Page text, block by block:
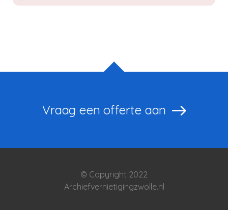
Vraag een offerte aan
© Copyright 2022
Archiefvernietigingzwolle.nl